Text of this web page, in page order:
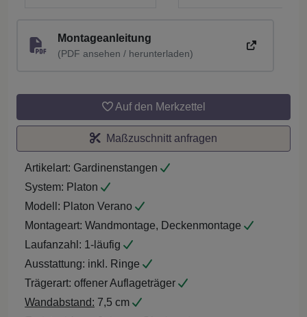
Montageanleitung
(PDF ansehen / herunterladen)
Auf den Merkzettel
Maßzuschnitt anfragen
Artikelart: Gardinenstangen
System: Platon
Modell: Platon Verano
Montageart: Wandmontage, Deckenmontage
Laufanzahl: 1-läufig
Ausstattung: inkl. Ringe
Trägerart: offener Auflageträger
Wandabstand: 7,5 cm